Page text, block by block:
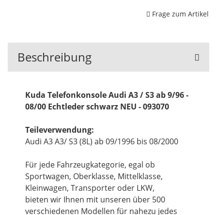
Frage zum Artikel
Beschreibung
Kuda Telefonkonsole Audi A3 / S3 ab 9/96 -
08/00 Echtleder schwarz NEU - 093070
Teileverwendung:
Audi A3 A3/ S3 (8L) ab 09/1996 bis 08/2000
Für jede Fahrzeugkategorie, egal ob
Sportwagen, Oberklasse, Mittelklasse,
Kleinwagen, Transporter oder LKW,
bieten wir Ihnen mit unseren über 500
verschiedenen Modellen für nahezu jedes